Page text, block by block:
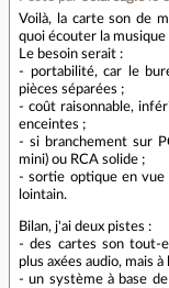
Voilà, la carte son de
quoi écouter la
Le besoin serait :
- portabilité, car le
pièces séparées ;
- coût raisonnable,
enceintes ;
- si branchement sur
mini) ou RCA solide ;
- sortie optique en vue
lointain.
Bilan, j'ai deux pistes :
- des cartes son tout-
plus axées audio, mais
- un système à base